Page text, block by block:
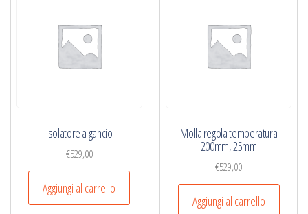
isolatore a gancio
€529,00
Aggiungi al carrello
Molla regola temperatura
200mm, 25mm
€529,00
Aggiungi al carrello